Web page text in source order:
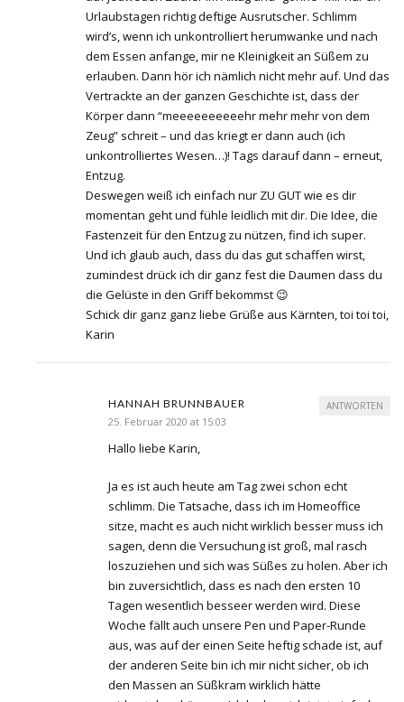
Urlaubstagen richtig deftige Ausrutscher. Schlimm
wird’s, wenn ich unkontrolliert herumwanke und nach
dem Essen anfange, mir ne Kleinigkeit an Süßem zu
erlauben. Dann hör ich nämlich nicht mehr auf. Und das
Vertrackte an der ganzen Geschichte ist, dass der
Körper dann “meeeeeeeeeehr mehr mehr von dem
Zeug” schreit – und das kriegt er dann auch (ich
unkontrolliertes Wesen…)! Tags darauf dann – erneut,
Entzug.
Deswegen weiß ich einfach nur ZU GUT wie es dir
momentan geht und fühle leidlich mit dir. Die Idee, die
Fastenzeit für den Entzug zu nützen, find ich super.
Und ich glaub auch, dass du das gut schaffen wirst,
zumindest drück ich dir ganz fest die Daumen dass du
die Gelüste in den Griff bekommst 😉
Schick dir ganz ganz liebe Grüße aus Kärnten, toi toi toi,
Karin
HANNAH BRUNNBAUER
25. Februar 2020 at 15:03
Hallo liebe Karin,
Ja es ist auch heute am Tag zwei schon echt
schlimm. Die Tatsache, dass ich im Homeoffice
sitze, macht es auch nicht wirklich besser muss ich
sagen, denn die Versuchung ist groß, mal rasch
loszuziehen und sich was Süßes zu holen. Aber ich
bin zuversichtlich, dass es nach den ersten 10
Tagen wesentlich besseer werden wird. Diese
Woche fällt auch unsere Pen und Paper-Runde
aus, was auf der einen Seite heftig schade ist, auf
der anderen Seite bin ich mir nicht sicher, ob ich
den Massen an Süßkram wirklich hätte
ANTWORTEN